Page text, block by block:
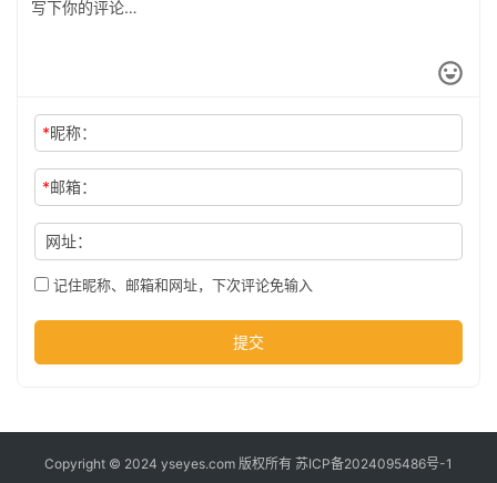
公
技
*昵称：
*邮箱：
网址：
记住昵称、邮箱和网址，下次评论免输入
提交
Copyright © 2024 yseyes.com 版权所有 苏ICP备2024095486号-1